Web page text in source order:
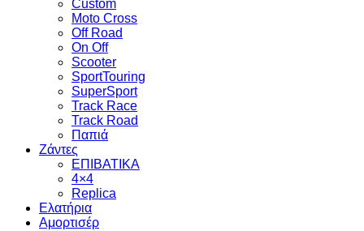
Custom
Moto Cross
Off Road
On Off
Scooter
SportTouring
SuperSport
Track Race
Track Road
Παπιά
Ζάντες
ΕΠΙΒΑΤΙΚΑ
4×4
Replica
Ελατήρια
Αμορτισέρ